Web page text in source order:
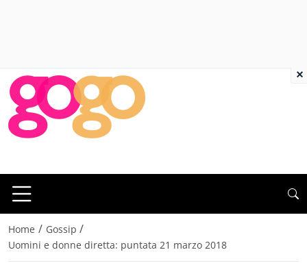
Home / Gossip /
Uomini e donne diretta: puntata 21 marzo 2018
×